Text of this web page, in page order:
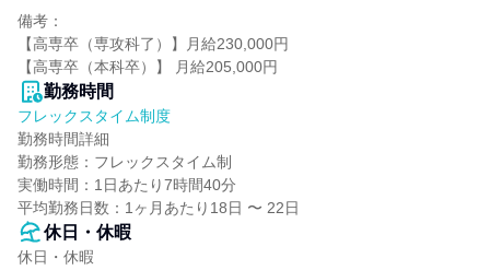
備考：
【高専卒（専攻科了）】月給230,000円
【高専卒（本科卒）】 月給205,000円
勤務時間
フレックスタイム制度
勤務時間詳細
勤務形態：フレックスタイム制
実働時間：1日あたり7時間40分
平均勤務日数：1ヶ月あたり18日 〜 22日
休日・休暇
休日・休暇